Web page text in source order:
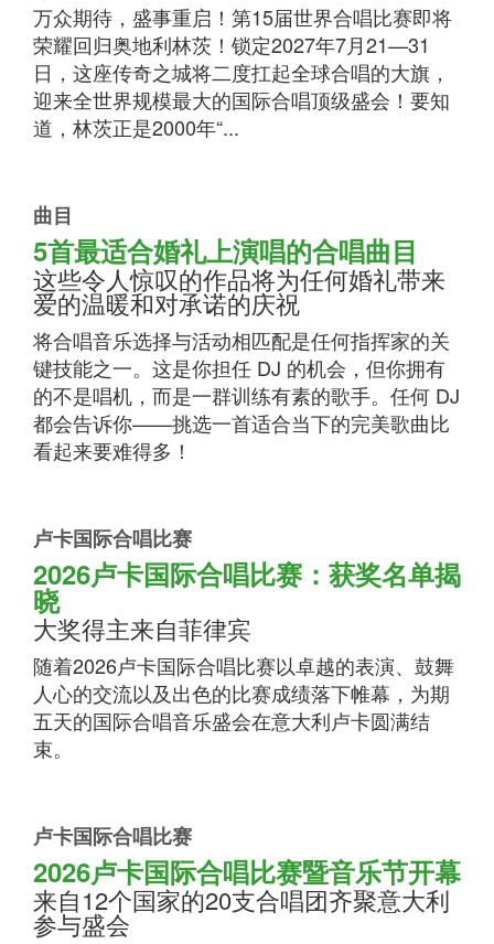
万众期待，盛事重启！第15届世界合唱比赛即将
荣耀回归奥地利林茨！锁定2027年7月21—31
日，这座传奇之城将二度扛起全球合唱的大旗，
迎来全世界规模最大的国际合唱顶级盛会！要知
道，林茨正是2000年“...
曲目
5首最适合婚礼上演唱的合唱曲目
这些令人惊叹的作品将为任何婚礼带来
爱的温暖和对承诺的庆祝
将合唱音乐选择与活动相匹配是任何指挥家的关
键技能之一。这是你担任 DJ 的机会，但你拥有
的不是唱机，而是一群训练有素的歌手。任何 DJ
都会告诉你——挑选一首适合当下的完美歌曲比
看起来要难得多！
卢卡国际合唱比赛
2026卢卡国际合唱比赛：获奖名单揭
晓
大奖得主来自菲律宾
随着2026卢卡国际合唱比赛以卓越的表演、鼓舞
人心的交流以及出色的比赛成绩落下帷幕，为期
五天的国际合唱音乐盛会在意大利卢卡圆满结
束。
卢卡国际合唱比赛
2026卢卡国际合唱比赛暨音乐节开幕
来自12个国家的20支合唱团齐聚意大利
参与盛会